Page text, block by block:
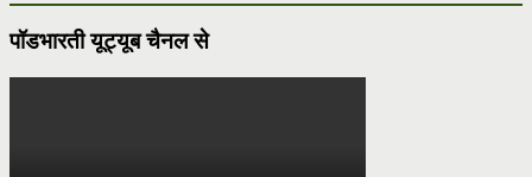
पॉडभारती यूट्यूब चैनल से